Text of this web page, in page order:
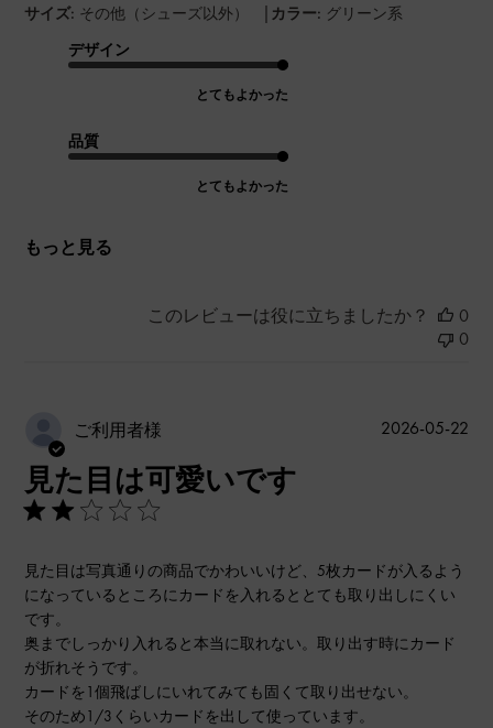
サイズ: その他（シューズ以外） | カラー: グリーン系
デザイン
とてもよかった
品質
とてもよかった
もっと見る
このレビューは役に立ちましたか？
0
0
ご利用者様
見た目は可愛いです
見た目は写真通りの商品でかわいいけど、5枚カードが入るよう
になっているところにカードを入れるととても取り出しにくい
です。
奥までしっかり入れると本当に取れない。取り出す時にカード
が折れそうです。
カードを1個飛ばしにいれてみても固くて取り出せない。
そのため1/3くらいカードを出して使っています。
公
2026-05-22